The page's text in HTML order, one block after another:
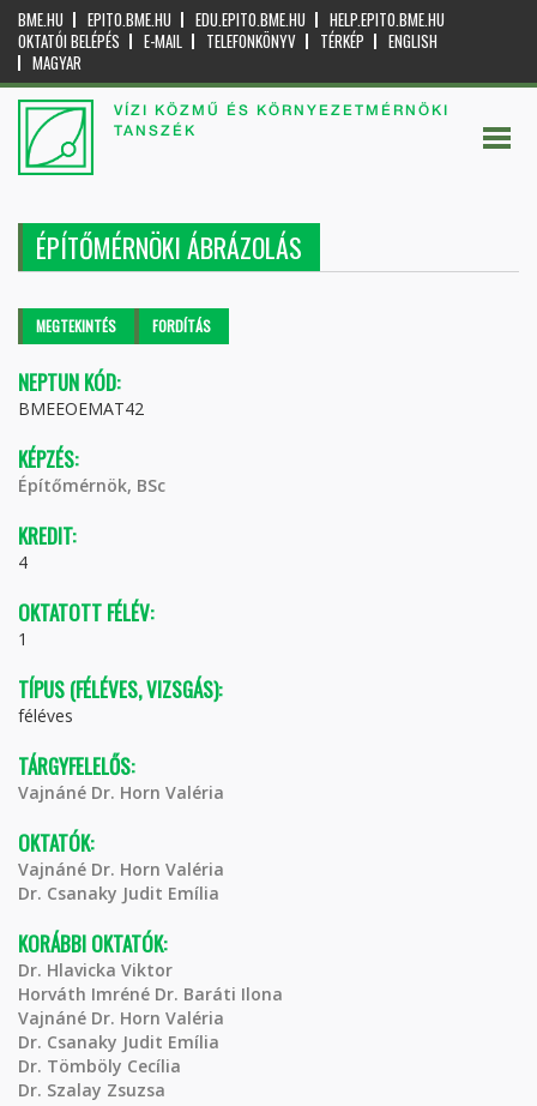
BME.HU EPITO.BME.HU EDU.EPITO.BME.HU
HELP.EPITO.BME.HU
OKTATÓI BELÉPÉS
E-MAIL TELEFONKÖNYV TÉRKÉP
ENGLISH
MAGYAR
VÍZI KÖZMŰ ÉS KÖRNYEZETMÉRNÖKI
TANSZÉK
ÉPÍTŐMÉRNÖKI ÁBRÁZOLÁS
Elsődleges fülek
MEGTEKINTÉS (AKTÍVFORDÍTÁS
NEPTUN KÓD:
BMEEOEMAT42
KÉPZÉS:
Építőmérnök, BSc
KREDIT:
4
OKTATOTT FÉLÉV:
1
TÍPUS (FÉLÉVES, VIZSGÁS):
féléves
TÁRGYFELELŐS:
Vajnáné Dr. Horn Valéria
OKTATÓK:
Vajnáné Dr. Horn Valéria
Dr. Csanaky Judit Emília
KORÁBBI OKTATÓK:
Dr. Hlavicka Viktor
Horváth Imréné Dr. Baráti Ilona
Vajnáné Dr. Horn Valéria
Dr. Csanaky Judit Emília
Dr. Tömböly Cecília
Dr. Szalay Zsuzsa